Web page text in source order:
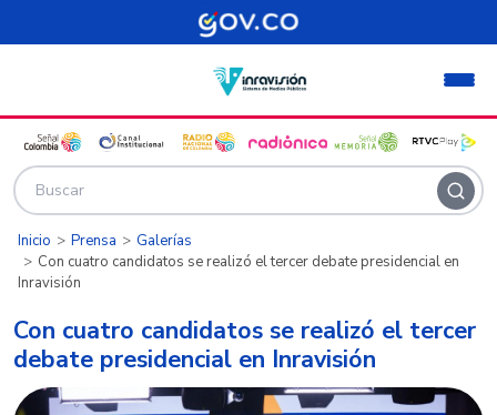
Pasar al contenido principal
Inicio Prensa
Galerías
Con cuatro candidatos se realizó el tercer debate presidencial en
Inravisión
Con cuatro candidatos se realizó el tercer
debate presidencial en Inravisión